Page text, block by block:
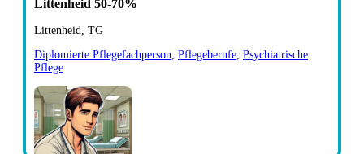
Littenheid 50-70%
Littenheid, TG
Diplomierte Pflegefachperson Pflegeberufe Psychiatrische
Pflege